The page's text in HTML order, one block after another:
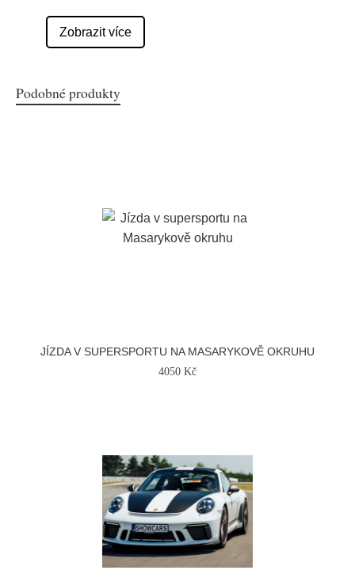
Zobrazit více
Podobné produkty
JÍZDA V SUPERSPORTU NA MASARYKOVĚ OKRUHU
4050 Kč